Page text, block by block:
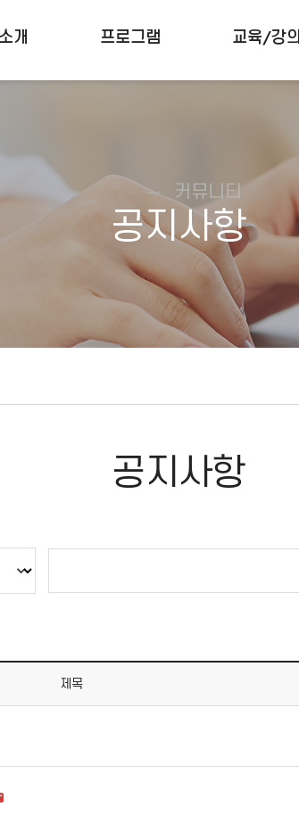
개 프로그램 교육/강의
커뮤니티
공지사항
공지사항
제목